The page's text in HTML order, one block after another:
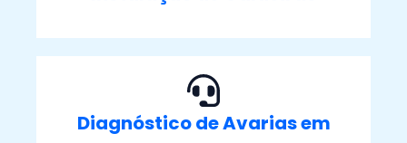
Diagnóstico de Avarias em